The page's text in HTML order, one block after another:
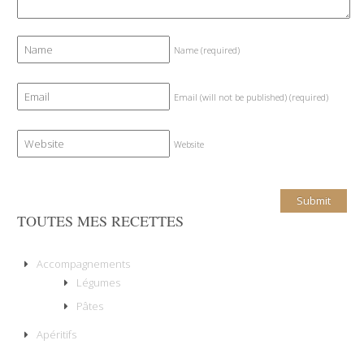
Name(required)
Email (will not be published)(required)
Website
TOUTES MES RECETTES
Accompagnements
Légumes
Pâtes
Apéritifs